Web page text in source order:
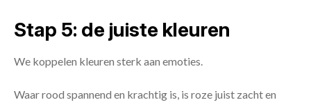
Stap 5: de juiste kleuren
We koppelen kleuren sterk aan emoties.
Waar rood spannend en krachtig is, is roze juist zacht en